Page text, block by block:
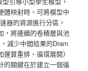
體映射時，可將模型中
器的資源進行分區，
，將連續的卷積層與池
減少中間結果的Dram
算重排、循環展開）
的關鍵在於建立一個循